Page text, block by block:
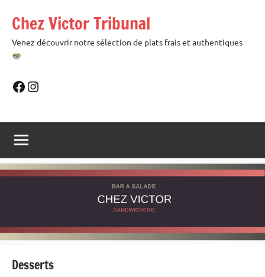
content
Chez Victor Tribunal
Venez découvrir notre sélection de plats frais et authentiques
Facebook
Instagram
Desserts